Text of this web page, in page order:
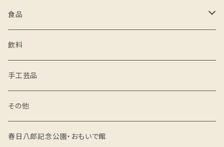
食品
米
野菜・果物
醸造品
味噌
麺
飲料
手工芸品
その他
春日八郎記念公園・おもいで館